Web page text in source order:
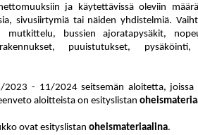
ja käytettävissä oleviin
sivusiirtymiä tai näiden yhdistelmiä.
bussien ajoratapysäkit, no
puuistutukset, pysäköinti,
- 11/2024 seitsemän aloitetta, joissa
aloitteista on esityslistan
ovat esityslistan oheismateriaalina.